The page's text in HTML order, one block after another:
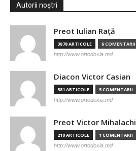
Autorii noștri
Preot Iulian Raţă
3878 ARTICOLE 6 COMENTARII
http://www.ortodoxia.md
Diacon Victor Casian
581 ARTICOLE 5 COMENTARII
http://www.ortodoxia.md
Preot Victor Mihalachi
210 ARTICOLE 1 COMENTARII
http://www.ortodoxia.md